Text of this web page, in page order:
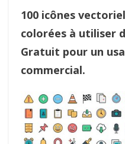
100 icônes
colorées à utiliser
Gratuit pour un
commercial.